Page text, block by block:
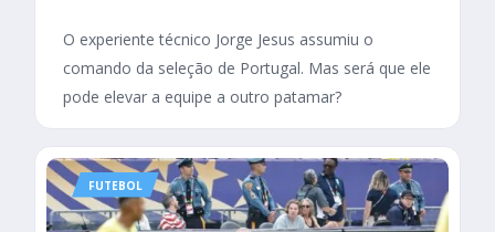
O experiente técnico Jorge Jesus assumiu o
comando da seleção de Portugal. Mas será que ele
pode elevar a equipe a outro patamar?
FUTEBOL